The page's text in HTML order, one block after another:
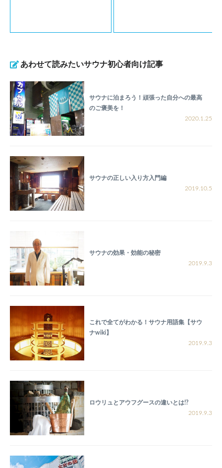
あわせて読みたいサウナ初心者向け記事
サウナに泊まろう！頑張った自分への最高
のご褒美を！
2020.1.25
サウナの正しい入り方入門編
2019.10.5
サウナの効果・効能の秘密
2019.9.3
これで全てがわかる！サウナ用語集【サウ
ナwiki】
2019.9.3
ロウリュとアウフグースの違いとは!?
2019.9.3